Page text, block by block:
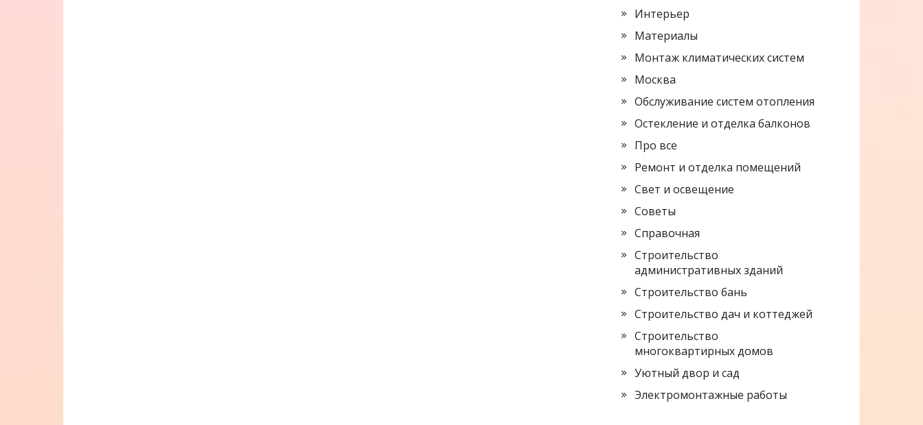
Интерьер
Материалы
Монтаж климатических систем
Москва
Обслуживание систем отопления
Остекление и отделка балконов
Про все
Ремонт и отделка помещений
Свет и освещение
Советы
Справочная
Строительство
административных зданий
Строительство бань
Строительство дач и коттеджей
Строительство
многоквартирных домов
Уютный двор и сад
Электромонтажные работы